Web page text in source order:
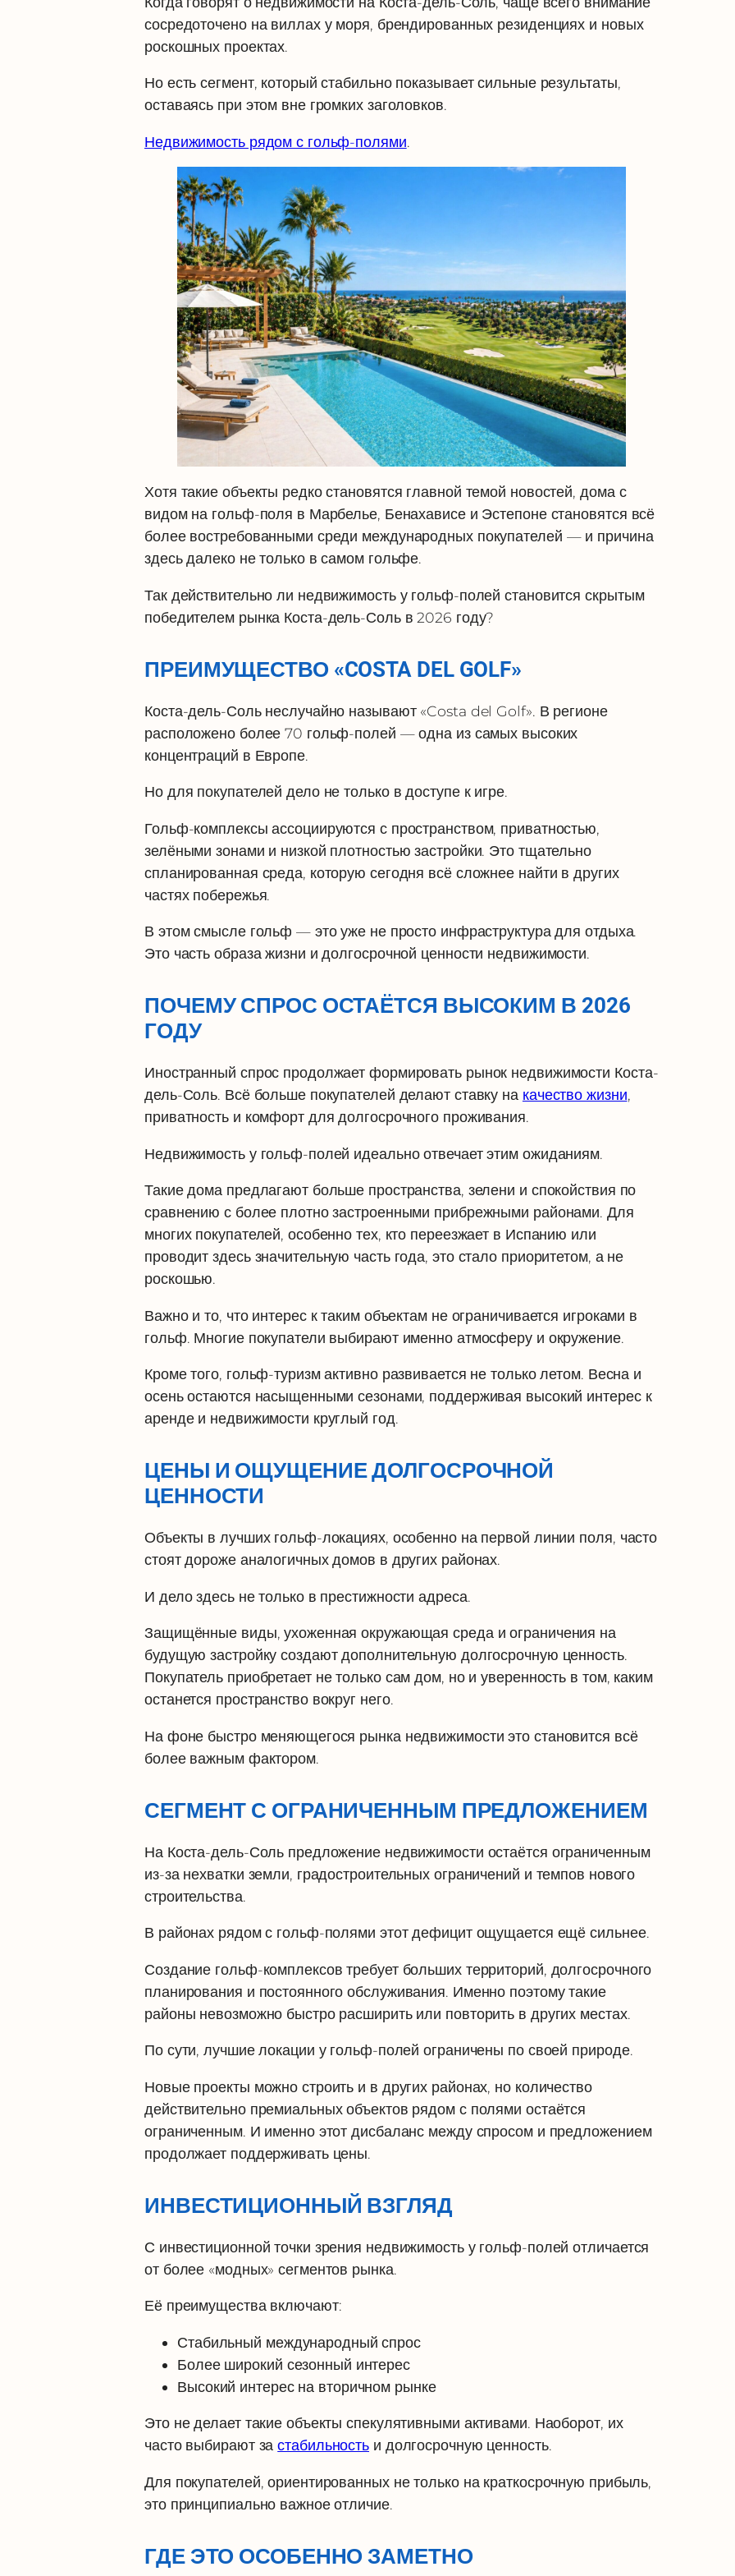
сосредоточено на виллах у моря, брендированных резиденциях и новых
роскошных проектах.
Но есть сегмент, который стабильно показывает сильные результаты,
оставаясь при этом вне громких заголовков.
Недвижимость рядом с гольф-полями.
Хотя такие объекты редко становятся главной темой новостей, дома с
видом на гольф-поля в Марбелье, Бенахависе и Эстепоне становятся всё
более востребованными среди международных покупателей — и причина
здесь далеко не только в самом гольфе.
Так действительно ли недвижимость у гольф-полей становится скрытым
победителем рынка Коста-дель-Соль в 2026 году?
ПРЕИМУЩЕСТВО «COSTA DEL GOLF»
Коста-дель-Соль неслучайно называют «Costa del Golf». В регионе
расположено более 70 гольф-полей — одна из самых высоких
концентраций в Европе.
Но для покупателей дело не только в доступе к игре.
Гольф-комплексы ассоциируются с пространством, приватностью,
зелёными зонами и низкой плотностью застройки. Это тщательно
спланированная среда, которую сегодня всё сложнее найти в других
частях побережья.
В этом смысле гольф — это уже не просто инфраструктура для отдыха.
Это часть образа жизни и долгосрочной ценности недвижимости.
ПОЧЕМУ СПРОС ОСТАЁТСЯ ВЫСОКИМ В 2026
ГОДУ
Иностранный спрос продолжает формировать рынок недвижимости Коста-
дель-Соль. Всё больше покупателей делают ставку на качество жизни,
приватность и комфорт для долгосрочного проживания.
Недвижимость у гольф-полей идеально отвечает этим ожиданиям.
Такие дома предлагают больше пространства, зелени и спокойствия по
сравнению с более плотно застроенными прибрежными районами. Для
многих покупателей, особенно тех, кто переезжает в Испанию или
проводит здесь значительную часть года, это стало приоритетом, а не
роскошью.
Важно и то, что интерес к таким объектам не ограничивается игроками в
гольф. Многие покупатели выбирают именно атмосферу и окружение.
Кроме того, гольф-туризм активно развивается не только летом. Весна и
осень остаются насыщенными сезонами, поддерживая высокий интерес к
аренде и недвижимости круглый год.
ЦЕНЫ И ОЩУЩЕНИЕ ДОЛГОСРОЧНОЙ
ЦЕННОСТИ
Объекты в лучших гольф-локациях, особенно на первой линии поля, часто
стоят дороже аналогичных домов в других районах.
И дело здесь не только в престижности адреса.
Защищённые виды, ухоженная окружающая среда и ограничения на
будущую застройку создают дополнительную долгосрочную ценность.
Покупатель приобретает не только сам дом, но и уверенность в том, каким
останется пространство вокруг него.
На фоне быстро меняющегося рынка недвижимости это становится всё
более важным фактором.
СЕГМЕНТ С ОГРАНИЧЕННЫМ ПРЕДЛОЖЕНИЕМ
На Коста-дель-Соль предложение недвижимости остаётся ограниченным
из-за нехватки земли, градостроительных ограничений и темпов нового
строительства.
В районах рядом с гольф-полями этот дефицит ощущается ещё сильнее.
Создание гольф-комплексов требует больших территорий, долгосрочного
планирования и постоянного обслуживания. Именно поэтому такие
районы невозможно быстро расширить или повторить в других местах.
По сути, лучшие локации у гольф-полей ограничены по своей природе.
Новые проекты можно строить и в других районах, но количество
действительно премиальных объектов рядом с полями остаётся
ограниченным. И именно этот дисбаланс между спросом и предложением
продолжает поддерживать цены.
ИНВЕСТИЦИОННЫЙ ВЗГЛЯД
С инвестиционной точки зрения недвижимость у гольф-полей отличается
от более «модных» сегментов рынка.
Её преимущества включают:
Стабильный международный спрос
Более широкий сезонный интерес
Высокий интерес на вторичном рынке
Это не делает такие объекты спекулятивными активами. Наоборот, их
часто выбирают застабильность и долгосрочную ценность.
Для покупателей, ориентированных не только на краткосрочную прибыль,
это принципиально важное отличие.
ГДЕ ЭТО ОСОБЕННО ЗАМЕТНО